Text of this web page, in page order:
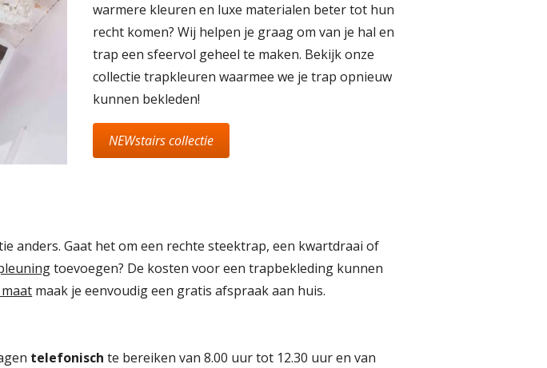
warmere kleuren en luxe materialen beter tot hun
recht komen? Wij helpen je graag om van je hal en
trap een sfeervol geheel te maken. Bekijk onze
collectie trapkleuren waarmee we je trap opnieuw
kunnen bekleden!
NEWstairs collectie
anders. Gaat het om een rechte steektrap, een kwartdraai of
toevoegen? De kosten voor een trapbekleding kunnen
maak je eenvoudig een gratis afspraak aan huis.
telefonisch te bereiken van 8.00 uur tot 12.30 uur en van